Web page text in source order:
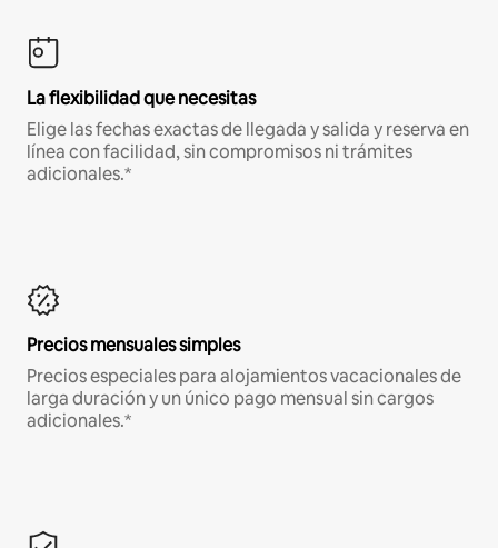
La flexibilidad que necesitas
Elige las fechas exactas de llegada y salida y reserva en
línea con facilidad, sin compromisos ni trámites
adicionales.*
Precios mensuales simples
Precios especiales para alojamientos vacacionales de
larga duración y un único pago mensual sin cargos
adicionales.*